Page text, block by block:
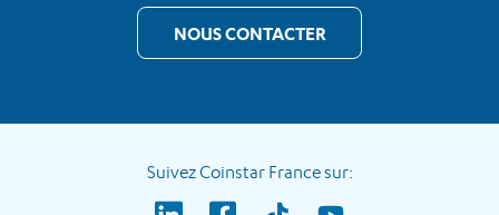
NOUS CONTACTER
Suivez Coinstar France sur: